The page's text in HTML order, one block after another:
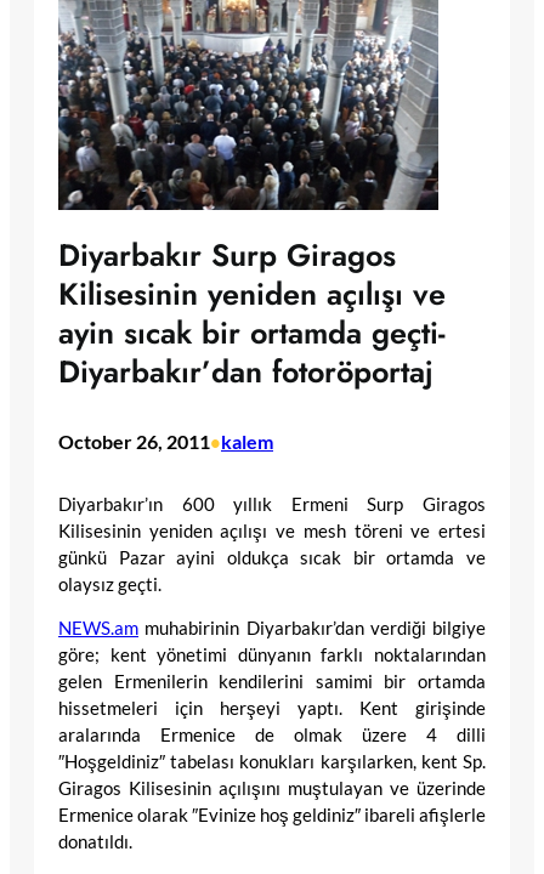
Diyarbakır Surp Giragos
Kilisesinin yeniden açılışı ve
ayin sıcak bir ortamda geçti-
Diyarbakır’dan fotoröportaj
October 26, 2011•kalem
Diyarbakır’ın 600 yıllık Ermeni Surp Giragos
Kilisesinin yeniden açılışı ve mesh töreni ve ertesi
günkü Pazar ayini oldukça sıcak bir ortamda ve
olaysız geçti.
NEWS.am muhabirinin Diyarbakır’dan verdiği bilgiye
göre; kent yönetimi dünyanın farklı noktalarından
gelen Ermenilerin kendilerini samimi bir ortamda
hissetmeleri için herşeyi yaptı. Kent girişinde
aralarında Ermenice de olmak üzere 4 dilli
″Hoşgeldiniz″ tabelası konukları karşılarken, kent Sp.
Giragos Kilisesinin açılışını muştulayan ve üzerinde
Ermenice olarak ″Evinize hoş geldiniz″ ibareli afişlerle
donatıldı.